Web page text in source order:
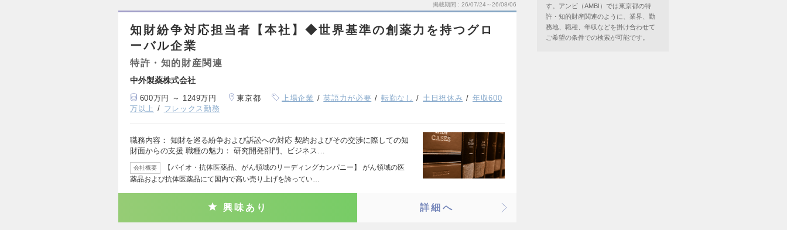
掲載期間 26/07/24～26/08/06
知財紛争対応担当者【本社】◆世界基準の創薬力を持つグロ
ーバル企業
特許・知的財産関連
中外製薬株式会社
600万円 ～ 1249万円 東京都 上場企業 英語力が必要 転勤なし 土日祝休み
年収600
万以上
フレックス勤務
職務内容： 知財を巡る紛争および訴訟への対応 契約およびその交渉に際しての知
財面からの支援 職種の魅力： 研究開発部門、ビジネス…
会社概要
【バイオ・抗体医薬品、がん領域のリーディングカンパニー】 がん領域の医
薬品および抗体医薬品にて国内で高い売り上げを誇ってい…
興味あり 詳細へ
す。アンビ（AMBI）では東京都の特
許・知的財産関連のように、業界、勤
務地、職種、年収などを掛け合わせて
ご希望の条件での検索が可能です。